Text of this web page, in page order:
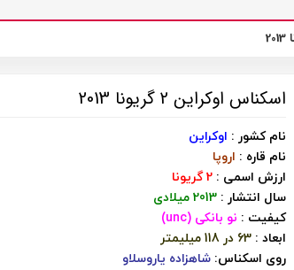
اسکناس اوکراین 2 گریونا 2013
نام کشور : اوکراین
نام قاره : اروپا
ارزش اسمی : 2 گریونا
سال انتشار : 2013 میلادی
کیفیت : نو بانکی (unc)
ابعاد : 63 در 118 میلیمتر
روی اسکناس: شاهزاده یاروسلاو